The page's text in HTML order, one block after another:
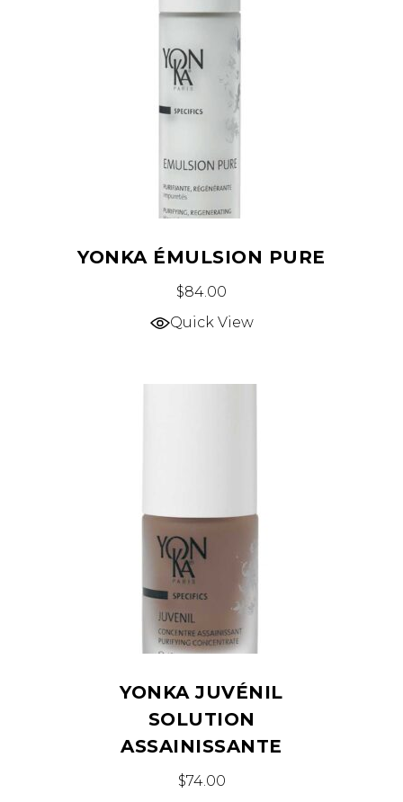
YONKA ÉMULSION PURE
$84.00
Quick View
YONKA JUVÉNIL
SOLUTION
ASSAINISSANTE
$74.00